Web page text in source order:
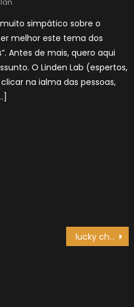
simpático sobre o
melhor este tema dos
Antes de mais, quero aqui
O Linden Lab (espertos,
na ialma das pessoas,
lucky chair